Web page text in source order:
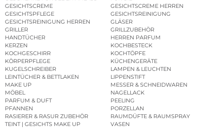
GESICHTSCREME
GESICHTSCREME HERREN
GESICHTSPFLEGE
GESICHTSREINIGUNG
GESICHTSREINIGUNG HERREN
GLÄSER
GRILLER
GRILLZUBEHÖR
HANDTÜCHER
HERREN PARFUM
KERZEN
KOCHBESTECK
KOCHGESCHIRR
KOCHTÖPFE
KÖRPERPFLEGE
KÜCHENGERÄTE
KUGELSCHREIBER
LAMPEN & LEUCHTEN
LEINTÜCHER & BETTLAKEN
LIPPENSTIFT
MAKE UP
MESSER & SCHNEIDWAREN
MÖBEL
NAGELLACK
PARFUM & DUFT
PEELING
PFANNEN
PORZELLAN
RASIERER & RASUR ZUBEHÖR
RAUMDÜFTE & RAUMSPRAY
TEINT | GESICHTS MAKE UP
VASEN